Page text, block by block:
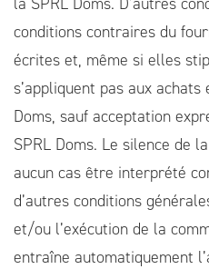
conditions contraires du
écrites et, même si elles
s’appliquent pas aux
Doms, sauf acceptation
SPRL Doms. Le silence de
aucun cas être interprété
d’autres conditions
et/ou l’exécution de la
entraîne automatiquement